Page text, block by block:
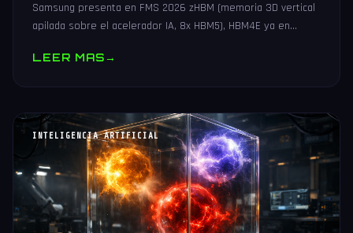
Samsung presenta en FMS 2026 zHBM (memoria 3D vertical
apilada sobre el acelerador IA, 8x HBM5), HBM4E ya en
LEER MAS→
INTELIGENCIA ARTIFICIAL